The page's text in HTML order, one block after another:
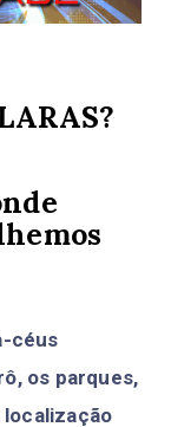
céus
os parques,
localização